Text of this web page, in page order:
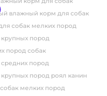
влажный корм для собак
собак мелких пород
крупных пород
пород собак
средних пород
крупных пород роял канин
собак мелких пород